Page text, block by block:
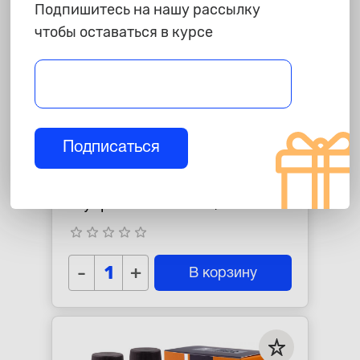
долговременная, 285мл.
star_border star_border star_border star_border star_border
- + В корзину
Подпишитесь на нашу рассылку
чтобы оставаться в курсе
Подписаться